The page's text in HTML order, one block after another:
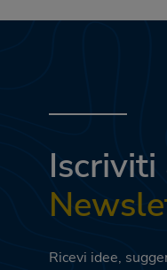
Iscriviti
Ricevi idee,